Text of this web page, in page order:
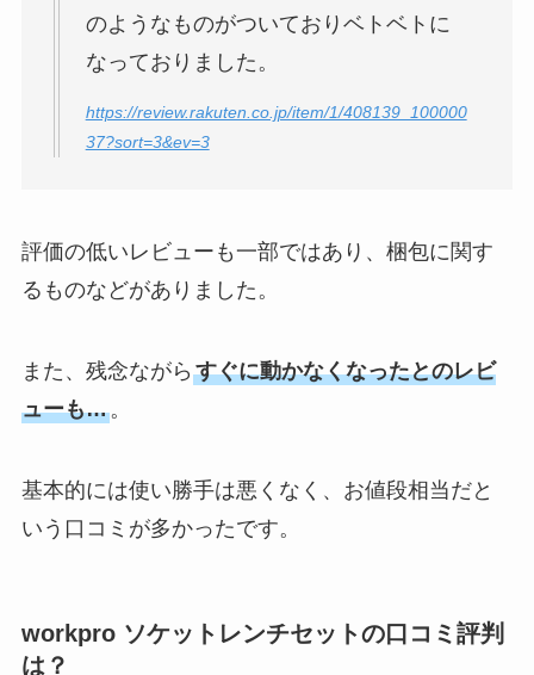
のようなものがついておりベトベトに
なっておりました。
https://review.rakuten.co.jp/item/1/408139_100000
37?sort=3&ev=3
評価の低いレビューも一部ではあり、梱包に関す
るものなどがありました。
また、残念ながら すぐに動かなくなったとのレビ
ューも…。
基本的には使い勝手は悪くなく、お値段相当だと
いう口コミが多かったです。
workpro ソケットレンチセットの口コミ評判
は？